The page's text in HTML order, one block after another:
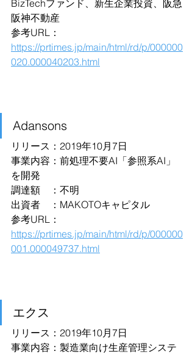
BizTechファンド、新生企業投資、阪急
阪神不動産
参考URL：
https://prtimes.jp/main/html/rd/p/000000
020.000040203.html
Adansons
リリース：2019年10月7日
事業内容：前処理不要AI「参照系AI」
を開発
調達額　：不明
出資者　：MAKOTOキャピタル
参考URL：
https://prtimes.jp/main/html/rd/p/000000
001.000049737.html
エクス
リリース：2019年10月7日
事業内容：製造業向け生産管理システ